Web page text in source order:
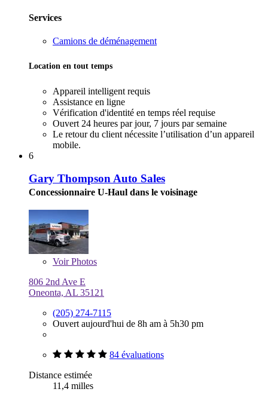
Services
Camions de déménagement
Location en tout temps
Appareil intelligent requis
Assistance en ligne
Vérification d'identité en temps réel requise
Ouvert 24 heures par jour, 7 jours par semaine
Le retour du client nécessite l’utilisation d’un appareil
mobile.
6
Gary Thompson Auto Sales
Concessionnaire U-Haul dans le voisinage
VoirPhotos
806 2nd Ave E
Oneonta, AL 35121
(205) 274-7115
Ouvert aujourd'hui de 8h am à 5h30 pm
84 évaluations
Distance estimée
11,4 milles